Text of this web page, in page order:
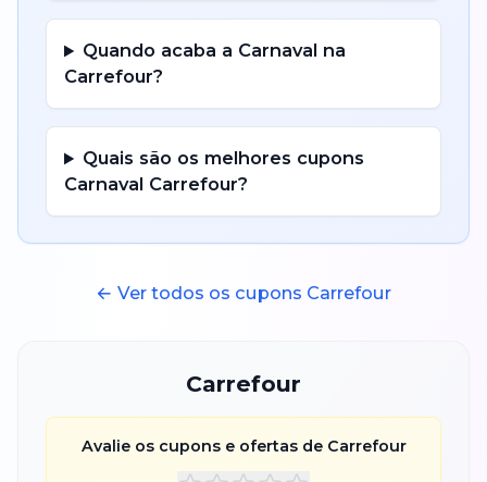
Quando acaba a Carnaval na
Carrefour?
Quais são os melhores cupons
Carnaval Carrefour?
← Ver todos os cupons Carrefour
Carrefour
Avalie os cupons e ofertas de Carrefour